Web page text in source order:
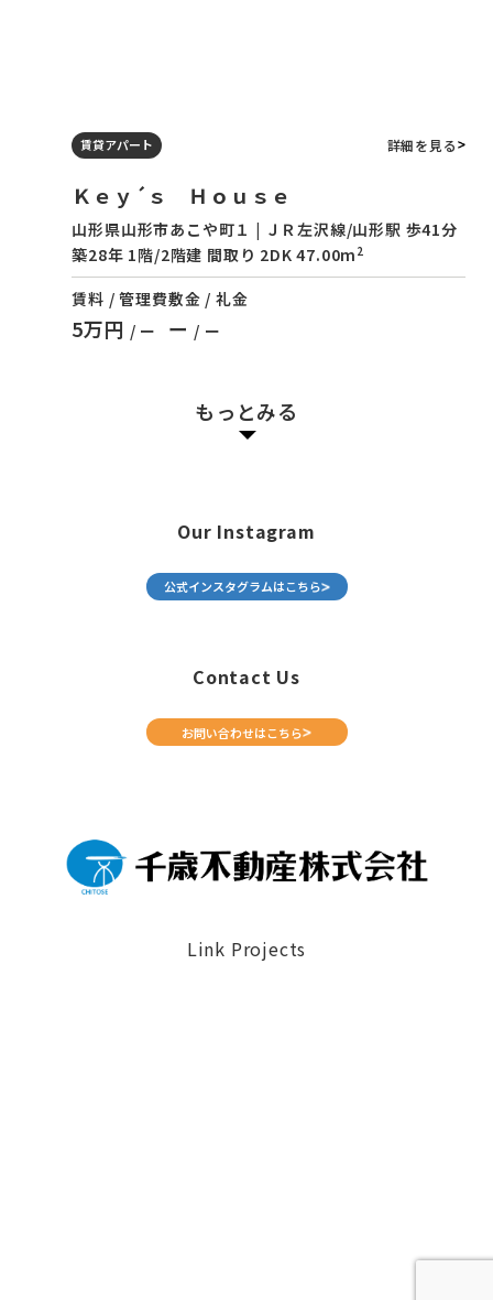
賃貸アパート 詳細を見る
Ｋｅｙ´ｓ Ｈｏｕｓｅ
山形県山形市あこや町１ | ＪＲ左沢線/山形駅 歩41分
築28年 1階/2階建 間取り 2DK 47.00m 2
賃料 / 管理費
5万円 / ー
敷金 / 礼金
ー / ー
もっとみる
Our Instagram
公式インスタグラムはこちら
Contact Us
お問い合わせはこちら
Link Projects